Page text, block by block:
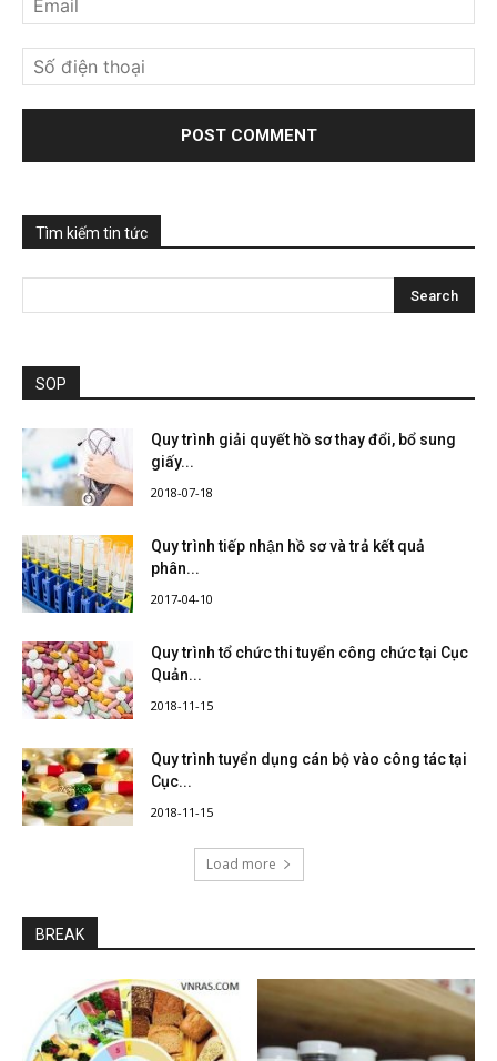
Tìm kiếm tin tức
SOP
Quy trình giải quyết hồ sơ thay đổi, bổ sung
giấy...
2018-07-18
Quy trình tiếp nhận hồ sơ và trả kết quả
phân...
2017-04-10
Quy trình tổ chức thi tuyển công chức tại Cục
Quản...
2018-11-15
Quy trình tuyển dụng cán bộ vào công tác tại
Cục...
2018-11-15
Load more
BREAK